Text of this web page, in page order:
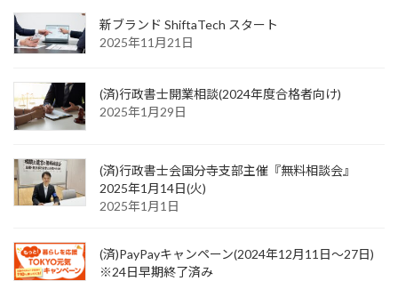
新ブランド ShiftaTech スタート
2025年11月21日
(済)行政書士開業相談(2024年度合格者向け)
2025年1月29日
(済)行政書士会国分寺支部主催『無料相談会』
2025年1月14日(火)
2025年1月1日
(済)PayPayキャンペーン(2024年12月11日〜27日)
※24日早期終了済み